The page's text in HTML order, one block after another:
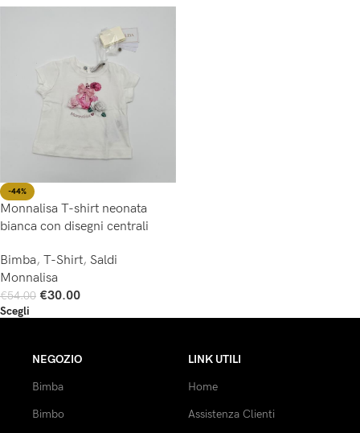
-44%
Monnalisa T-shirt neonata
bianca con disegni centrali
Bimba, T-Shirt, Saldi
Monnalisa
€54.00 €30.00
Scegli
NEGOZIO
Bimba
Bimbo
LINK UTILI
Home
Assistenza Clienti